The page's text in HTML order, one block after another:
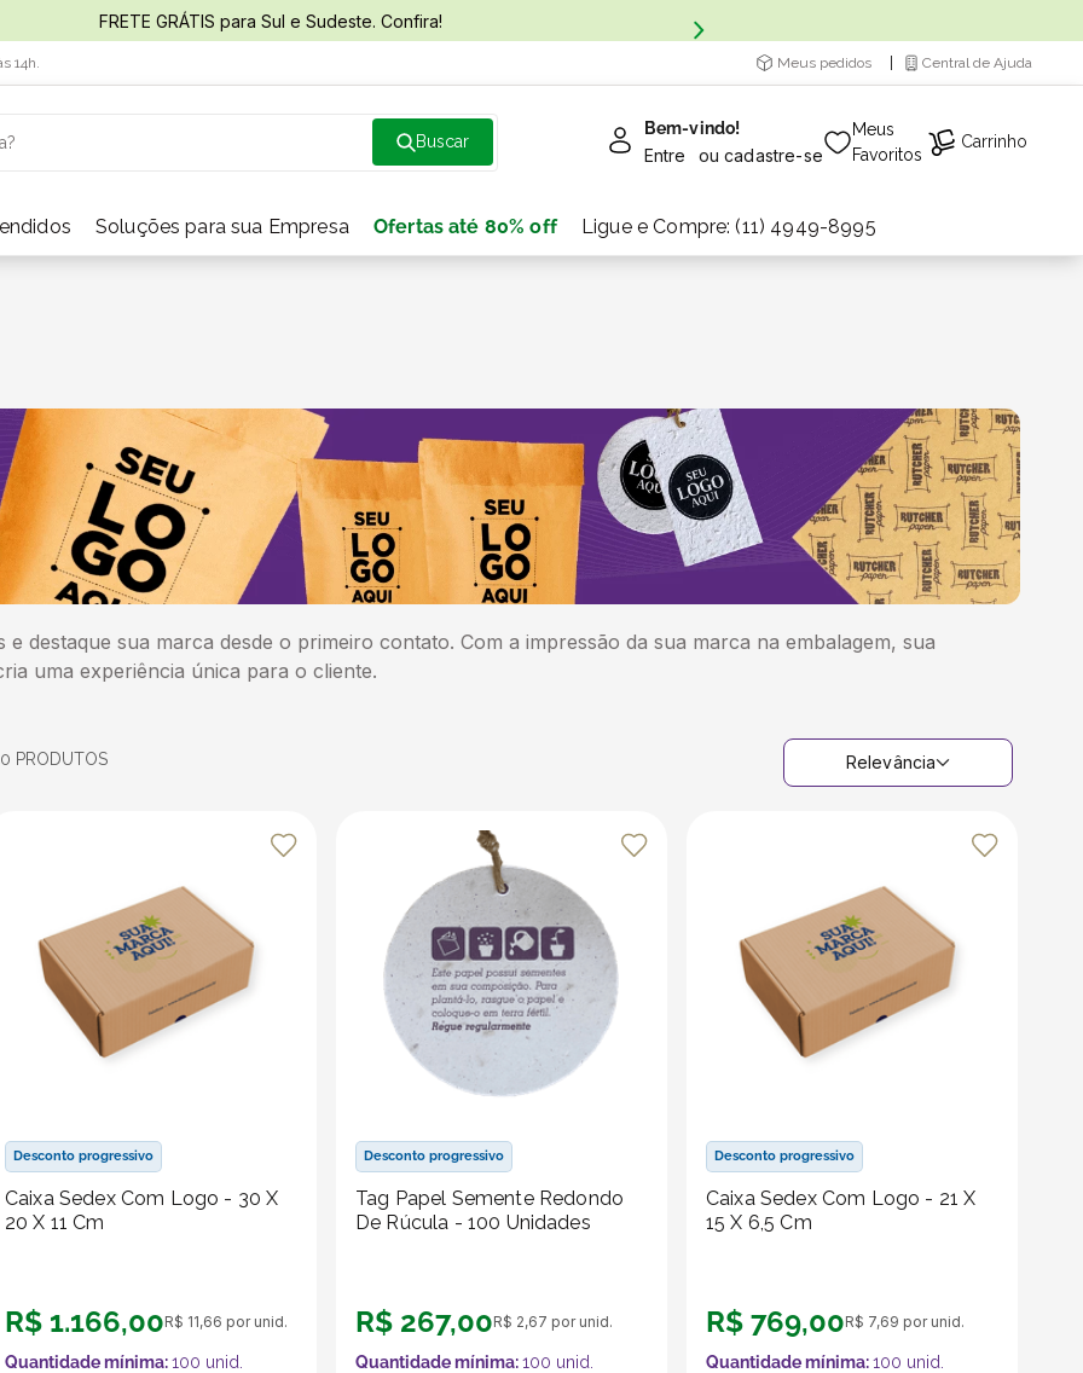
FRETE GRÁTIS para Sul e Sudeste. Confira!
14h. Meus pedidos Central de Ajuda
Bem-vindo!
Entre ou cadastre-se
Meus
Favoritos
Carrinho
Soluções para sua Empresa Ofertas até 80% off Ligue e Compre: (11) 4949-8995
destaque sua marca desde o primeiro contato. Com a impressão da sua marca na embalagem, sua
uma experiência única para o cliente.
PRODUTOS Relevância
Desconto progressivo
Caixa Sedex Com Logo - 30 X
20 X 11 Cm
R$ 1.166,00R$ 11,66 por unid.
Quantidade mínima:100 unid.
Desconto progressivo
Tag Papel Semente Redondo
De Rúcula - 100 Unidades
R$ 267,00R$ 2,67 por unid.
Quantidade mínima:100 unid.
Desconto progressivo
Caixa Sedex Com Logo - 21 X
15 X 6,5 Cm
R$ 769,00R$ 7,69 por unid.
Quantidade mínima:100 unid.